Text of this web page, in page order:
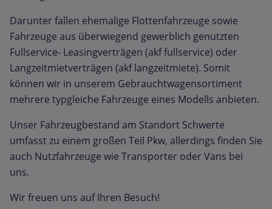
Darunter fallen ehemalige Flottenfahrzeuge sowie
Fahrzeuge aus überwiegend gewerblich genutzten
Fullservice- Leasingverträgen (akf fullservice) oder
Langzeitmietverträgen (akf langzeitmiete). Somit
können wir in unserem Gebrauchtwagensortiment
mehrere typgleiche Fahrzeuge eines Modells anbieten.
Unser Fahrzeugbestand am Standort Schwerte
umfasst zu einem großen Teil Pkw, allerdings finden Sie
auch Nutzfahrzeuge wie Transporter oder Vans bei
uns.
Wir freuen uns auf Ihren Besuch!